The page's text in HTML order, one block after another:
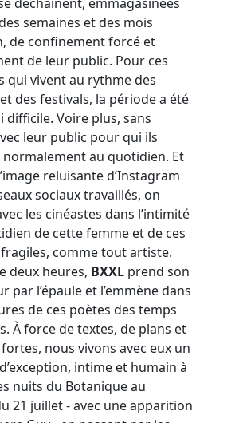
semaines et des mois
de confinement forcé et
de leur public. Pour ces
qui vivent au rythme des
des festivals, la période a été
difficile. Voire plus, sans
leur public pour qui ils
au quotidien. Et
reluisante d’Instagram
sociaux travaillés, on
les cinéastes dans l’intimité
de cette femme et de ces
comme tout artiste.
deux heures, BXXL prend son
par l’épaule et l’emmène dans
de ces poètes des temps
À force de textes, de plans et
fortes, nous vivons avec eux un
intime et humain à
nuits du Botanique au
21 juillet - avec une apparition